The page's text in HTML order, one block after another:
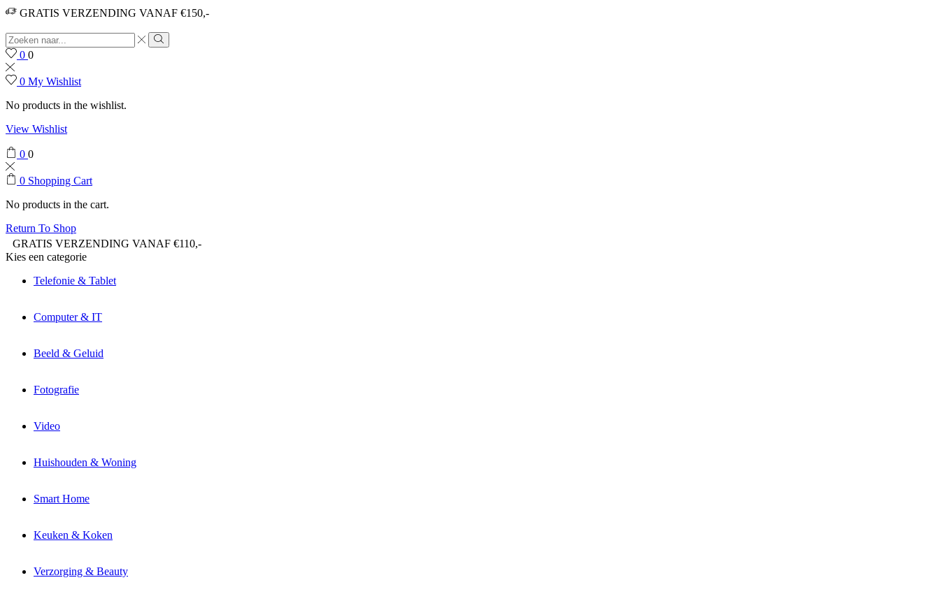
GRATIS VERZENDING VANAF €150,-
0 0
0 My Wishlist
No products in the wishlist.
View Wishlist
0 0
0 Shopping Cart
No products in the cart.
Return To Shop
GRATIS VERZENDING VANAF €110,-
Kies een categorie
Telefonie & Tablet
Computer & IT
Beeld & Geluid
Fotografie
Video
Huishouden & Woning
Smart Home
Keuken & Koken
Verzorging & Beauty